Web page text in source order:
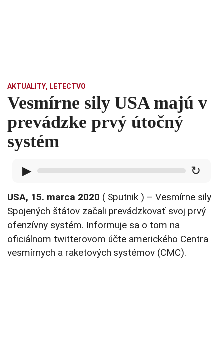
AKTUALITY, LETECTVO
Vesmírne sily USA majú v
prevádzke prvý útočný
systém
▶ ↻
USA, 15. marca 2020 ( Sputnik ) – Vesmírne sily
Spojených štátov začali prevádzkovať svoj prvý
ofenzívny systém. Informuje sa o tom na
oficiálnom twitterovom účte amerického Centra
vesmírnych a raketových systémov (CMC).